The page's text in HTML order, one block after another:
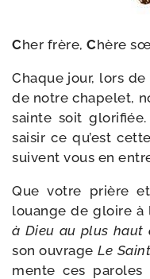
Cher frère, Chère
Chaque jour, lors
de notre cha­pe­let,
sainte soit
sai­sir ce qu’est
suivent vous en
Que votre prière
louange de gloire à
à Dieu au plus haut
son ouvrage Le
mente ces